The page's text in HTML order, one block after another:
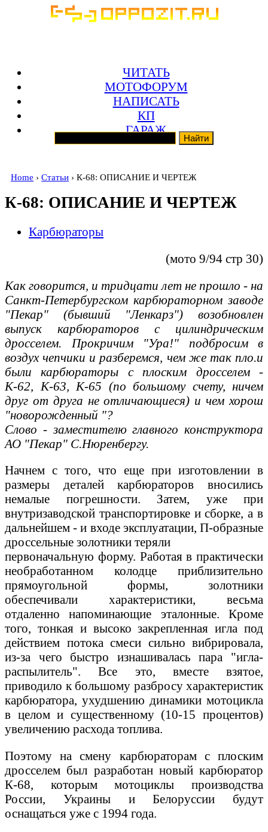
ЧИТАТЬ
МОТОФОРУМ
НАПИСАТЬ
КП
ГАРАЖ
Home › Статьи › К-68: ОПИСАНИЕ И ЧЕРТЕЖ
К-68: ОПИСАНИЕ И ЧЕРТЕЖ
Карбюраторы
(мото 9/94 стр 30)
Как говорится, и тридцати лет не прошло - на
Санкт-Петербургском карбюраторном заводе
"Пекар" (бывший "Ленкарз") возобновлен
выпуск карбюраторов с цилиндрическим
дросселем. Прокричим "Ура!" подбросим в
воздух чепчики и разберемся, чем же так пло.и
были карбюраторы с плоским дросселем -
К-62, К-63, К-65 (по большому счету, ничем
друг от друга не отличающиеся) и чем хорош
"новорожденный "?
Слово - заместителю главного конструктора
АО "Пекар" С.Нюренбергу.
Начнем с того, что еще при изготовлении в
размеры деталей карбюраторов вносились
немалые погрешности. Затем, уже при
внутризаводской транспортировке и сборке, а в
дальнейшем - и входе эксплуатации, П-образные
дроссельные золотники теряли
первоначальную форму. Работая в практически
необработанном колодце приблизительно
прямоугольной формы, золотники
обеспечивали характеристики, весьма
отдаленно напоминающие эталонные. Кроме
того, тонкая и высоко закрепленная игла под
действием потока смеси сильно вибрировала,
из-за чего быстро изнашивалась пара "игла-
распылитель". Все это, вместе взятое,
приводило к большому разбросу характеристик
карбюратора, ухудшению динамики мотоцикла
в целом и существенному (10-15 процентов)
увеличению расхода топлива.
Поэтому на смену карбюраторам с плоским
дросселем был разработан новый карбюратор
К-68, которым мотоциклы производства
России, Украины и Белоруссии будут
оснащаться уже с 1994 года.